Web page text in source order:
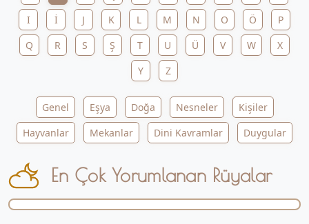
I
İ J K L M N O Ö
P
Q
R S Ş T U Ü V W
X
Y
Z
Genel Eşya Doğa Nesneler
Kişiler
Hayvanlar
Mekanlar Dini Kavramlar Duygular
En Çok Yorumlanan Rüyalar